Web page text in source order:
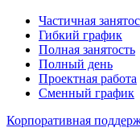
Частичная
Гибкий график
Полная занятость
Полный день
Проектная работа
Сменный график
Корпоративная